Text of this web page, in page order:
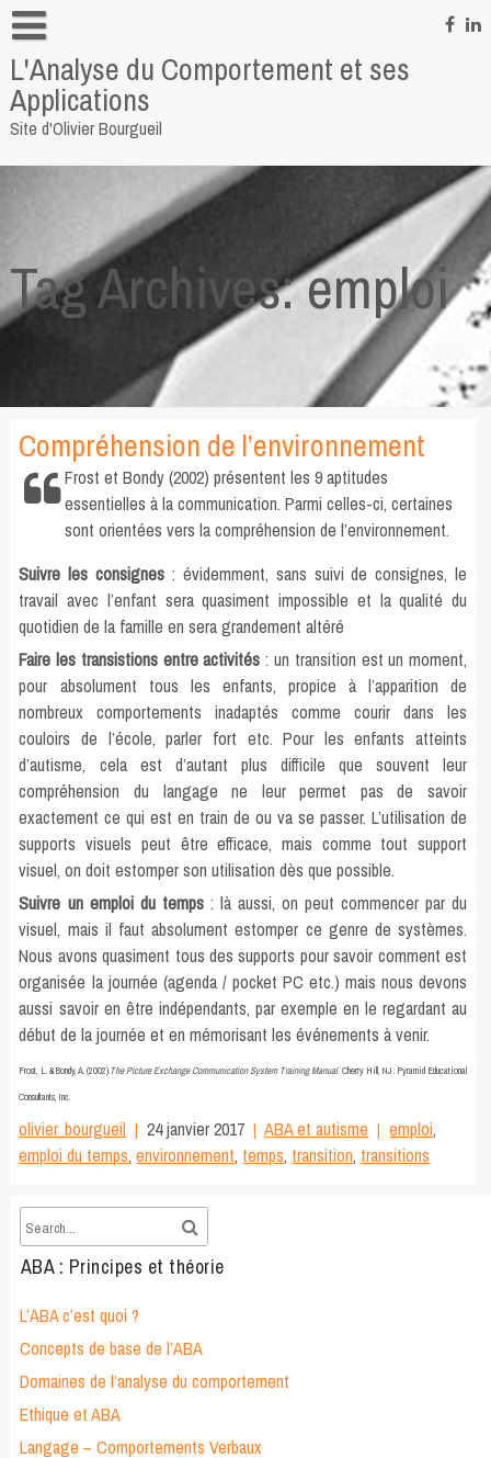
Skip
to
contentInformations personnelles
Pour me contacter
Quelques liens
L'Analyse du Comportement et ses
Applications
Site d'Olivier Bourgueil
Tag Archives: emploi
Compréhension de l’environnement
Frost et Bondy (2002) présentent les 9 aptitudes
essentielles à la communication. Parmi celles-ci, certaines
sont orientées vers la compréhension de l’environnement.
Suivre les consignes : évidemment, sans suivi de consignes, le
travail avec l’enfant sera quasiment impossible et la qualité du
quotidien de la famille en sera grandement altéré
Faire les transistions entre activités: un transition est un moment,
pour absolument tous les enfants, propice à l’apparition de
nombreux comportements inadaptés comme courir dans les
couloirs de l’école, parler fort etc. Pour les enfants atteints
d’autisme, cela est d’autant plus difficile que souvent leur
compréhension du langage ne leur permet pas de savoir
exactement ce qui est en train de ou va se passer. L’utilisation de
supports visuels peut être efficace, mais comme tout support
visuel, on doit estomper son utilisation dès que possible.
Suivre un emploi du temps : là aussi, on peut commencer par du
visuel, mais il faut absolument estomper ce genre de systèmes.
Nous avons quasiment tous des supports pour savoir comment est
organisée la journée (agenda / pocket PC etc.) mais nous devons
aussi savoir en être indépendants, par exemple en le regardant au
début de la journée et en mémorisant les événements à venir.
Frost, L. & Bondy, A. (2002).The Picture Exchange Communication System Training Manual. Cherry Hill, NJ : Pyramid Educational
Consultants, Inc.
olivier_bourgueil 24 janvier 2017 ABA et autisme emploi,
emploi du temps,environnement, temps, transition, transitions
ABA : Principes et théorie
L’ABA c’est quoi ?
Concepts de base de l’ABA
Domaines de l’analyse du comportement
Ethique et ABA
Langage – Comportements Verbaux